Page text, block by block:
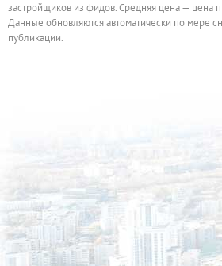
застройщиков из фидов. Средняя цена — цена
Данные обновляются автоматически по мере
публикации.